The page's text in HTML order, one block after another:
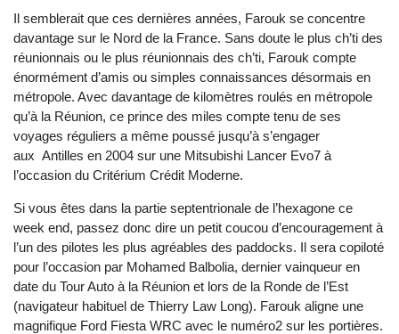
Il semblerait que ces dernières années, Farouk se concentre
davantage sur le Nord de la France. Sans doute le plus ch’ti des
réunionnais ou le plus réunionnais des ch’ti, Farouk compte
énormément d’amis ou simples connaissances désormais en
métropole. Avec davantage de kilomètres roulés en métropole
qu’à la Réunion, ce prince des miles compte tenu de ses
voyages réguliers a même poussé jusqu’à s’engager
aux Antilles en 2004 sur une Mitsubishi Lancer Evo7 à
l’occasion du Critérium Crédit Moderne.
Si vous êtes dans la partie septentrionale de l’hexagone ce
week end, passez donc dire un petit coucou d’encouragement à
l’un des pilotes les plus agréables des paddocks. Il sera copiloté
pour l’occasion par Mohamed Balbolia, dernier vainqueur en
date du Tour Auto à la Réunion et lors de la Ronde de l’Est
(navigateur habituel de Thierry Law Long). Farouk aligne une
magnifique Ford Fiesta WRC avec le numéro2 sur les portières.